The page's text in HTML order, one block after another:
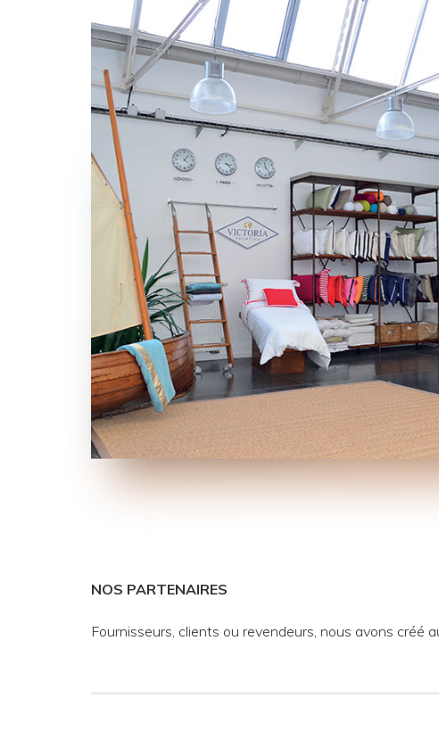
NOS PARTENAIRES
Fournisseurs, clients ou revendeurs, nous avons